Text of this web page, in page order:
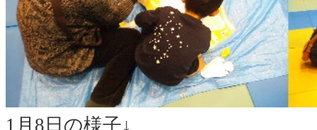
1月8日の様子↓